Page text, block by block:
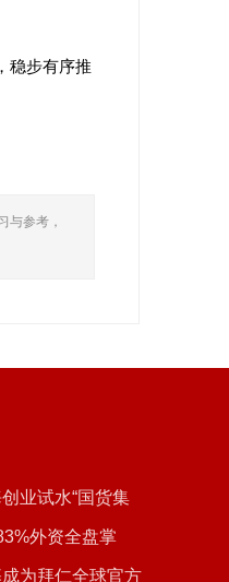
稳步有序推
与参考，
业试水“国货集
外资全盘掌
循环
为拜仁全球官方